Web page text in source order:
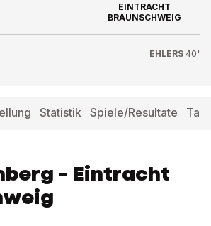
EINTRACHT
BRAUNSCHWEIG
EHLERS 40'
Statistik Spiele/Resultate
- Eintracht